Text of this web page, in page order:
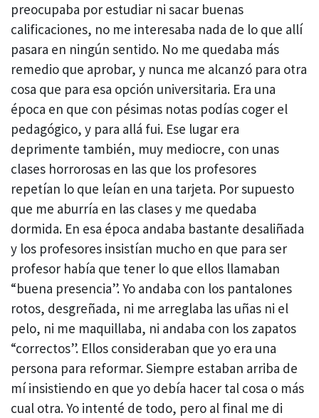
preocupaba por estudiar ni sacar buenas
calificaciones, no me interesaba nada de lo que allí
pasara en ningún sentido. No me quedaba más
remedio que aprobar, y nunca me alcanzó para otra
cosa que para esa opción universitaria. Era una
época en que con pésimas notas podías coger el
pedagógico, y para allá fui. Ese lugar era
deprimente también, muy mediocre, con unas
clases horrorosas en las que los profesores
repetían lo que leían en una tarjeta. Por supuesto
que me aburría en las clases y me quedaba
dormida. En esa época andaba bastante desaliñada
y los profesores insistían mucho en que para ser
profesor había que tener lo que ellos llamaban
“buena presencia”. Yo andaba con los pantalones
rotos, desgreñada, ni me arreglaba las uñas ni el
pelo, ni me maquillaba, ni andaba con los zapatos
“correctos”. Ellos consideraban que yo era una
persona para reformar. Siempre estaban arriba de
mí insistiendo en que yo debía hacer tal cosa o más
cual otra. Yo intenté de todo, pero al final me di